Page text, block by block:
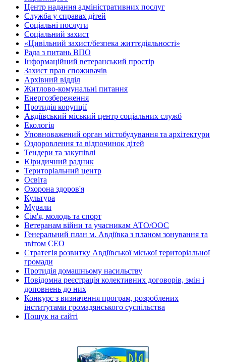
Центр надання адміністративних послуг
Служба у справах дітей
Соціальні послуги
Соціальний захист
«Цивільний захист/безпека життєдіяльності»
Рада з питань ВПО
Інформаційний ветеранський простір
Захист прав споживачів
Архівний відділ
Житлово-комунальні питання
Енергозбереження
Протидія корупції
Авдіївський міський центр соціальних служб
Екологія
Уповноважений орган містобудування та архітектури
Оздоровлення та відпочинок дітей
Тендери та закупівлі
Юридичний радник
Територіальний центр
Освіта
Охорона здоров'я
Культура
Мурали
Сім'я, молодь та спорт
Ветеранам війни та учасникам АТО/ООС
Генеральний план м. Авдіївка з планом зонування та
звітом СЕО
Стратегія розвитку Авдіївської міської територіальної
громади
Протидія домашньому насильству
Повідомна реєстрація колективних договорів, змін і
доповнень до них
Конкурс з визначення програм, розроблених
інститутами громадянського суспільства
Пошук на сайті